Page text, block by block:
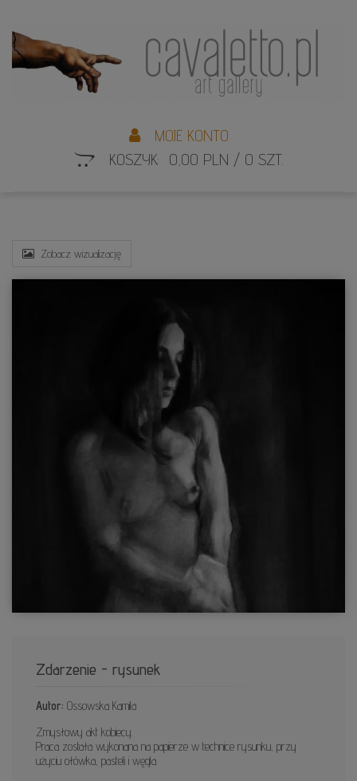
MOJE KONTO
KOSZYK: 0,00 PLN / 0 SZT.
Zobacz wizualizację
Zdarzenie - rysunek
Autor: Ossowska Kamila
Zmysłowy akt kobiecy.
Praca została wykonana na papierze w technice rysunku, przy
użyciu ołówka, pasteli i węgla.